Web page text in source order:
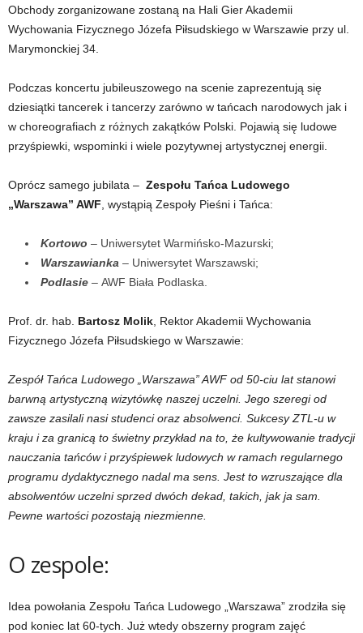
Obchody zorganizowane zostaną na Hali Gier Akademii
Wychowania Fizycznego Józefa Piłsudskiego w Warszawie przy ul.
Marymonckiej 34.
Podczas koncertu jubileuszowego na scenie zaprezentują się
dziesiątki tancerek i tancerzy zarówno w tańcach narodowych jak i
w choreografiach z różnych zakątków Polski. Pojawią się ludowe
przyśpiewki, wspominki i wiele pozytywnej artystycznej energii.
Oprócz samego jubilata – Zespołu Tańca Ludowego
„Warszawa” AWF , wystąpią Zespoły Pieśni i Tańca:
Kortowo – Uniwersytet Warmińsko-Mazurski;
Warszawianka – Uniwersytet Warszawski;
Podlasie – AWF Biała Podlaska.
Prof. dr. hab. Bartosz Molik , Rektor Akademii Wychowania
Fizycznego Józefa Piłsudskiego w Warszawie:
Zespół Tańca Ludowego „Warszawa” AWF od 50-ciu lat stanowi
barwną artystyczną wizytówkę naszej uczelni. Jego szeregi od
zawsze zasilali nasi studenci oraz absolwenci. Sukcesy ZTL-u w
kraju i za granicą to świetny przykład na to, że kultywowanie tradycji
nauczania tańców i przyśpiewek ludowych w ramach regularnego
programu dydaktycznego nadal ma sens. Jest to wzruszające dla
absolwentów uczelni sprzed dwóch dekad, takich, jak ja sam.
Pewne wartości pozostają niezmienne.
O zespole:
Idea powołania Zespołu Tańca Ludowego „Warszawa” zrodziła się
pod koniec lat 60-tych. Już wtedy obszerny program zajęć